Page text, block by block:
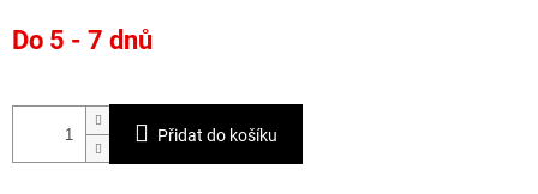
cena:
Do 5 - 7 dnů
Přidat do košíku